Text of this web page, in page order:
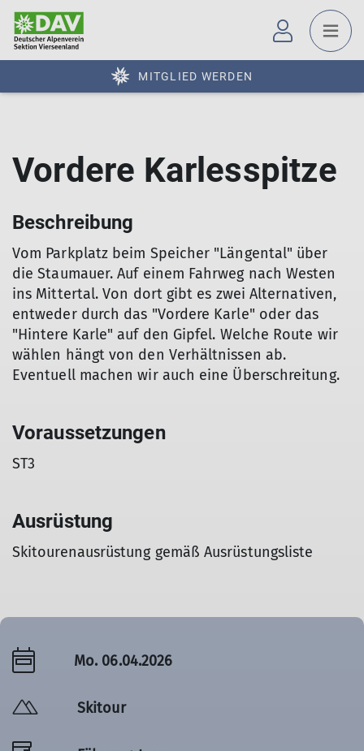
MITGLIED WERDEN
Vordere Karlesspitze
Beschreibung
Vom Parkplatz beim Speicher "Längental" über
die Staumauer. Auf einem Fahrweg nach Westen
ins Mittertal. Von dort gibt es zwei Alternativen,
entweder durch das "Vordere Karle" oder das
"Hintere Karle" auf den Gipfel. Welche Route wir
wählen hängt von den Verhältnissen ab.
Eventuell machen wir auch eine Überschreitung.
Voraussetzungen
ST3
Ausrüstung
Skitourenausrüstung gemäß Ausrüstungsliste
Mo. 06.04.2026
Skitour